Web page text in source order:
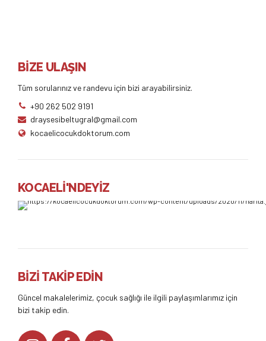
BİZE ULAŞIN
Tüm sorularınız ve randevu için bizi arayabilirsiniz.
+90 262 502 9191
draysesibeltugral@gmail.com
kocaelicocukdoktorum.com
KOCAELİ'NDEYİZ
BİZİ TAKİP EDİN
Güncel makalelerimiz, çocuk sağlığı ile ilgili paylaşımlarımız için
bizi takip edin.